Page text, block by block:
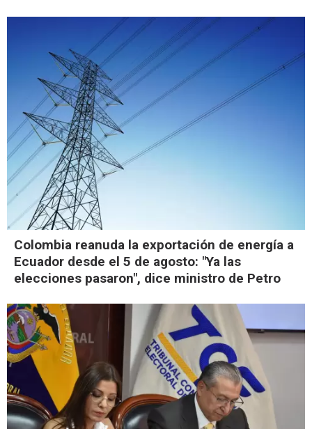
Colombia reanuda la exportación de energía a
Ecuador desde el 5 de agosto: "Ya las
elecciones pasaron", dice ministro de Petro